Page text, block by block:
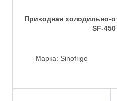
Приводная холодильно-
SF-
Марка: Sinofrigo